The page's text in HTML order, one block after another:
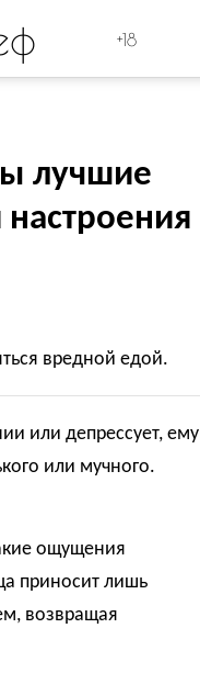
+18
лучшие
вредной едой.
или депрессует, ему
или мучного.
ощущения
приносит лишь
возвращая